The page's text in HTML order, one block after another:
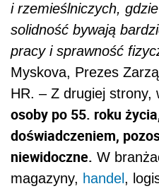
i rzemieślniczych,
solidność bywają
pracy i sprawność
Myskova, Prezes
HR. – Z drugiej strony,
osoby po 55. roku
doświadczeniem,
niewidoczne. W
magazyny, handel ,